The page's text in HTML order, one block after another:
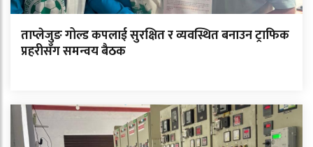
ताप्लेजुङ गोल्ड कपलाई सुरक्षित र व्यवस्थित बनाउन ट्राफिक
प्रहरीसँग समन्वय बैठक